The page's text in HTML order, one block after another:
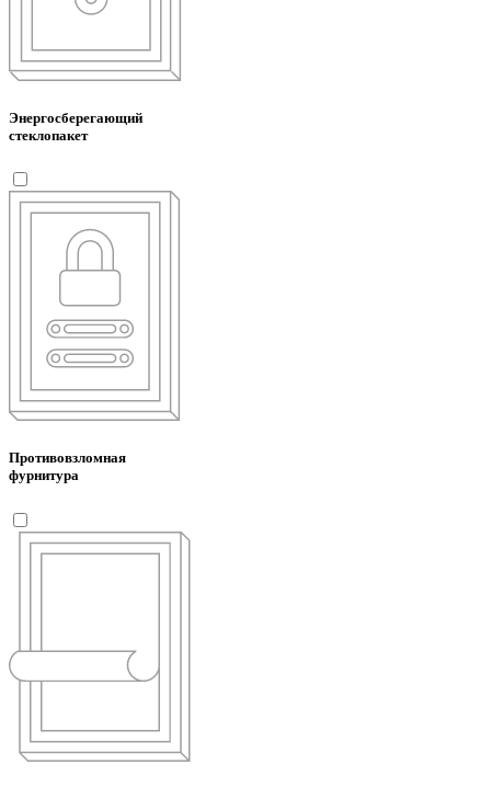
Энергосберегающий
стеклопакет
Противовзломная
фурнитура